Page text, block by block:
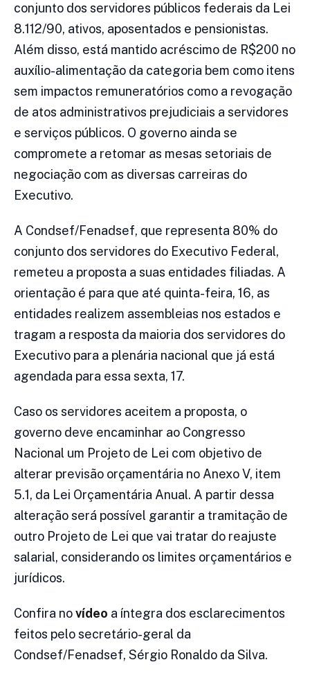
conjunto dos servidores públicos federais da Lei
8.112/90, ativos, aposentados e pensionistas.
Além disso, está mantido acréscimo de R$200 no
auxílio-alimentação da categoria bem como itens
sem impactos remuneratórios como a revogação
de atos administrativos prejudiciais a servidores
e serviços públicos. O governo ainda se
compromete a retomar as mesas setoriais de
negociação com as diversas carreiras do
Executivo.
A Condsef/Fenadsef, que representa 80% do
conjunto dos servidores do Executivo Federal,
remeteu a proposta a suas entidades filiadas. A
orientação é para que até quinta-feira, 16, as
entidades realizem assembleias nos estados e
tragam a resposta da maioria dos servidores do
Executivo para a plenária nacional que já está
agendada para essa sexta, 17.
Caso os servidores aceitem a proposta, o
governo deve encaminhar ao Congresso
Nacional um Projeto de Lei com objetivo de
alterar previsão orçamentária no Anexo V, item
5.1, da Lei Orçamentária Anual. A partir dessa
alteração será possível garantir a tramitação de
outro Projeto de Lei que vai tratar do reajuste
salarial, considerando os limites orçamentários e
jurídicos.
Confira novídeo a íntegra dos esclarecimentos
feitos pelo secretário-geral da
Condsef/Fenadsef, Sérgio Ronaldo da Silva.